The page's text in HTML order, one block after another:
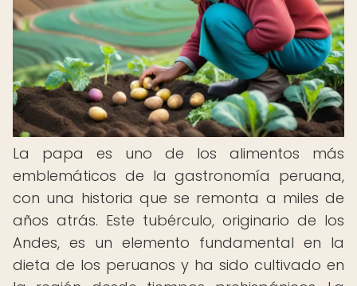
La papa es uno de los alimentos más
emblemáticos de la gastronomía peruana,
con una historia que se remonta a miles de
años atrás. Este tubérculo, originario de los
Andes, es un elemento fundamental en la
dieta de los peruanos y ha sido cultivado en